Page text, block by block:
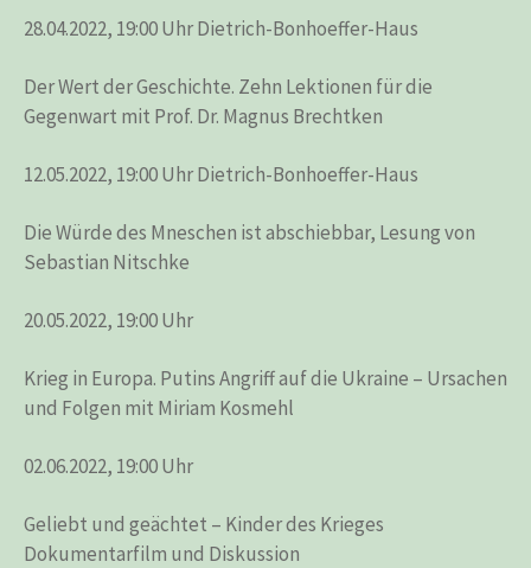
28.04.2022, 19:00 Uhr Dietrich-Bonhoeffer-Haus
Der Wert der Geschichte. Zehn Lektionen für die
Gegenwart mit Prof. Dr. Magnus Brechtken
12.05.2022, 19:00 Uhr Dietrich-Bonhoeffer-Haus
Die Würde des Mneschen ist abschiebbar, Lesung von
Sebastian Nitschke
20.05.2022, 19:00 Uhr
Krieg in Europa. Putins Angriff auf die Ukraine – Ursachen
und Folgen mit Miriam Kosmehl
02.06.2022, 19:00 Uhr
Geliebt und geächtet – Kinder des Krieges
Dokumentarfilm und Diskussion